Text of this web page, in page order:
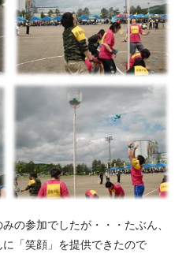
の参加でしたが・・・たぶん、
「笑顔」を提供できたので